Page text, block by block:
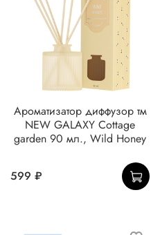
Ароматизатор диффузор тм
NEW GALAXY Cottage
garden 90 мл., Wild Honey
599 ₽